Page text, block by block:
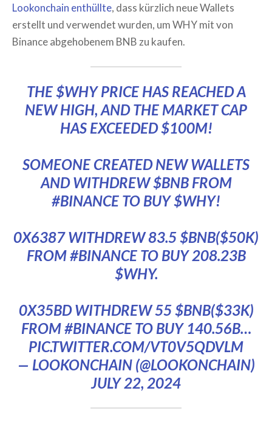
Lookonchain enthüllte, dass kürzlich neue Wallets
erstellt und verwendet wurden, um WHY mit von
Binance abgehobenem BNB zu kaufen.
THE$WHYPRICE HAS REACHED A
NEW HIGH, AND THE MARKET CAP
HAS EXCEEDED $100M!
SOMEONE CREATED NEW WALLETS
AND WITHDREW$BNBFROM
#BINANCE TO BUY$WHY!
0X6387 WITHDREW 83.5$BNB($50K)
FROM#BINANCETO BUY 208.23B
$WHY.
0X35BD WITHDREW 55$BNB($33K)
FROM#BINANCETO BUY 140.56B…
PIC.TWITTER.COM/VT0V5QDVLM
— LOOKONCHAIN (@LOOKONCHAIN)
JULY 22, 2024